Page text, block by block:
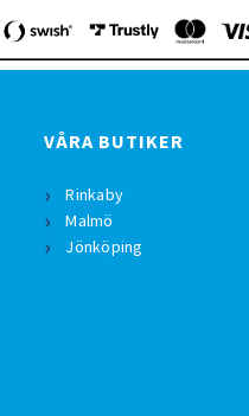
VÅRA BUTIKER
Rinkaby
Malmö
Jönköping